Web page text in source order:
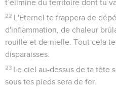
t’élimine du territoire dont tu
22 L'Eternel te frappera de
d'inflammation, de chaleur
rouille et de nielle. Tout cela
disparaisses.
23 Le ciel au-dessus de ta tête
sous tes pieds sera de fer.